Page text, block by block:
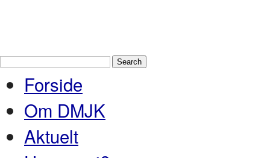
Forside
Om DMJK
Aktuelt